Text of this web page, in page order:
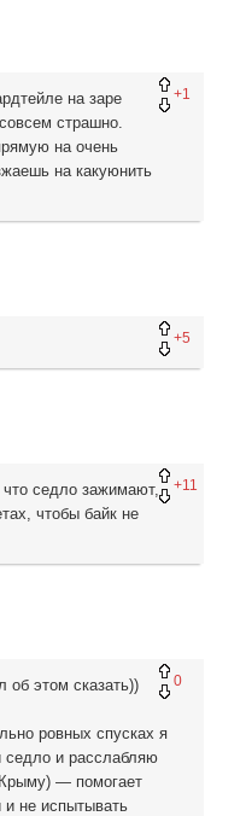
+1
на заре
страшно.
на очень
на какуюнить
+5
+11
седло зажимают,
чтобы байк не
0
об этом сказать))
ровных спусках я
седло и расслабляю
— помогает
и не испытывать